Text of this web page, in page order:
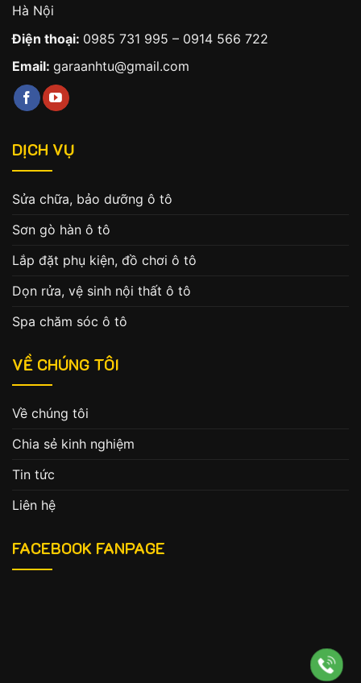
Hà Nội
Điện thoại: 0985 731 995 – 0914 566 722
Email: garaanhtu@gmail.com
DỊCH VỤ
Sửa chữa, bảo dưỡng ô tô
Sơn gò hàn ô tô
Lắp đặt phụ kiện, đồ chơi ô tô
Dọn rửa, vệ sinh nội thất ô tô
Spa chăm sóc ô tô
VỀ CHÚNG TÔI
Về chúng tôi
Chia sẻ kinh nghiệm
Tin tức
Liên hệ
FACEBOOK FANPAGE